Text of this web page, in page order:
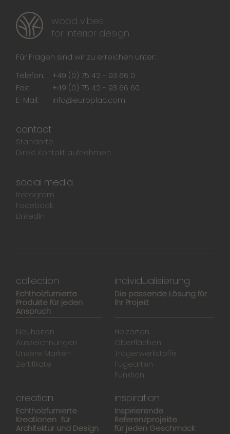
wood vibes
for interior design
Für Fragen sind wir zu erreichen unter:
Telefon:
+49 (0) 75 42 - 93 66 0
Fax:
+49 (0) 75 42 - 93 66 60
E-Mail:
info@europlac.com
contact
Standorte
Direkt Kontakt aufnehmen
social media
Instagram
Facebook
LinkedIn
collection
Echtholzfurnierte
Produkte für jeden
Anspruch
Neuheiten
Auszeichnungen
Unsere Marken
Zertifikate
individualisierung
Die passende Lösung für
Ihr Projekt
Holzarten
Oberflächen
Trägerwerkstoffe
Fügearten
Funktion
creation
Echtholzfurnierte
Kreationen für
Architektur und Design
inspiration
Inspirierende
Referenzprojekte
für jeden Geschmack